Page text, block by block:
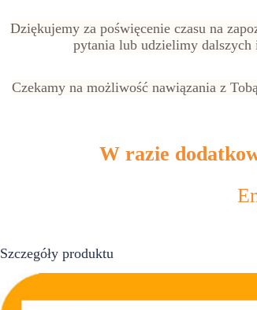
Dziękujemy za poświęcenie czasu na
pytania lub udzielimy dalszych
Czekamy na możliwość nawiązania z
W razie
Szczegóły produktu